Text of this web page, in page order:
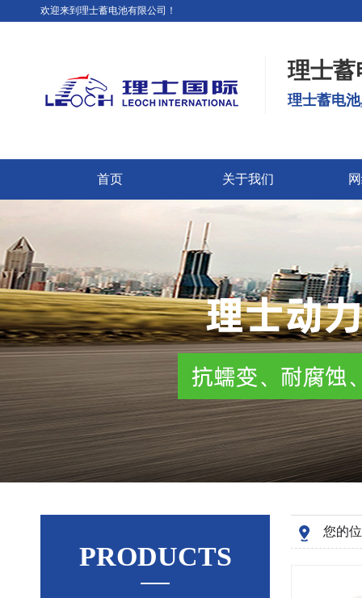
欢迎来到理士蓄电池有限公司！
理士蓄
理士蓄电
首页 关于我们
PRODUCTS
您的